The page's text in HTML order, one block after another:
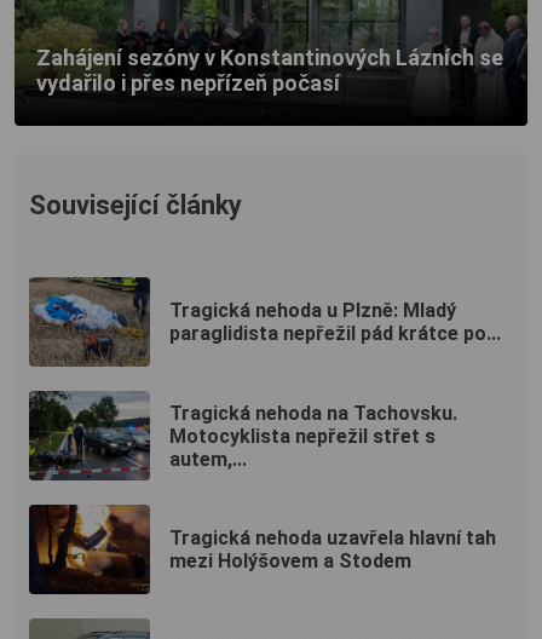
Zahájení sezóny v Konstantinových Lázních se
vydařilo i přes nepřízeň počasí
Související články
Tragická nehoda u Plzně: Mladý
paraglidista nepřežil pád krátce po...
Tragická nehoda na Tachovsku.
Motocyklista nepřežil střet s
autem,...
Tragická nehoda uzavřela hlavní tah
mezi Holýšovem a Stodem